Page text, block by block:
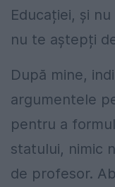
Educației, și
nu te aștepți
După mine,
argumentele
pentru a
statului, nimic
de profesor.